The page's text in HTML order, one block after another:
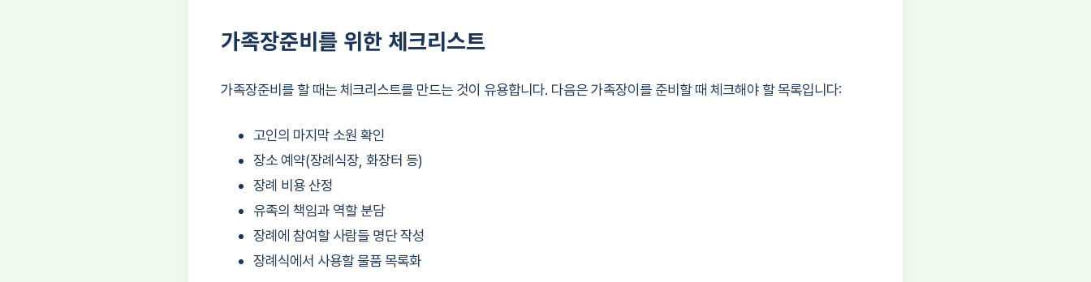
가족장준비를 위한 체크리스트
가족장준비를 할 때는 체크리스트를 만드는 것이 유용합니다. 다음은 가족장이를 준비할 때 체크해야 할 목록입니다:
고인의 마지막 소원 확인
장소 예약(장례식장, 화장터 등)
장례 비용 산정
유족의 책임과 역할 분담
장례에 참여할 사람들 명단 작성
장례식에서 사용할 물품 목록화